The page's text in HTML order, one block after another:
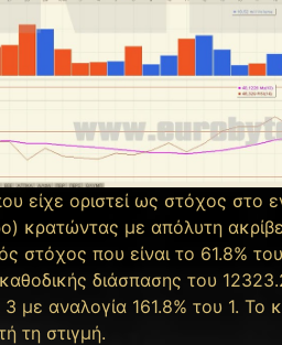
είχε οριστεί ως στόχος στο
κρατώντας με απόλυτη
στόχος που είναι το 61.8%
διάσπασης του
3 με αναλογία 161.8% του 1. Το
τη στιγμή.